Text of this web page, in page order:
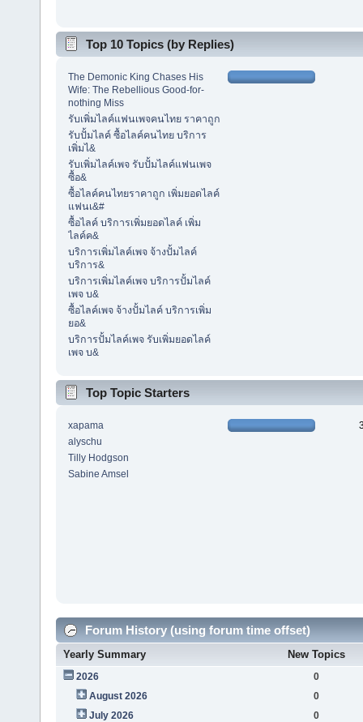
Top 10 Topics (by Replies)
The Demonic King Chases His
Wife: The Rebellious Good-for-
nothing Miss
รับเพิ่มไลค์แฟนเพจคนไทย ราคาถูก
รับปั้มไลค์ ซื้อไลค์คนไทย บริการ
เพิ่มไ&
รับเพิ่มไลค์เพจ รับปั้มไลค์แฟนเพจ
ซื้อ&
ซื้อไลค์คนไทยราคาถูก เพิ่มยอดไลค์
แฟนเ&#
ซื้อไลค์ บริการเพิ่มยอดไลค์ เพิ่ม
ไลค์ค&
บริการเพิ่มไลค์เพจ จ้างปั้มไลค์
บริการ&
บริการเพิ่มไลค์เพจ บริการปั้มไลค์
เพจ บ&
ซื้อไลค์เพจ จ้างปั้มไลค์ บริการเพิ่ม
ยอ&
บริการปั้มไลค์เพจ รับเพิ่มยอดไลค์
เพจ บ&
Top Topic Starters
xapama
alyschu
Tilly Hodgson
Sabine Amsel
Forum History (using forum time offset)
Yearly Summary New Topics
2026
0
August 2026
0
July 2026
0